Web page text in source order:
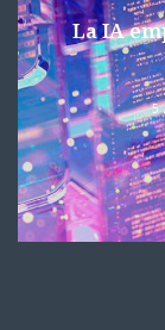
La IA
5